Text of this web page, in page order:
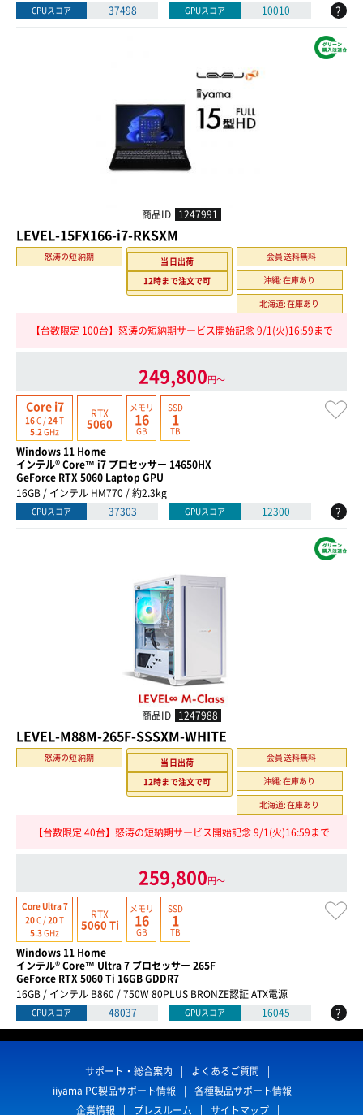
CPUスコア 37498 GPUスコア 10010 ?
商品ID 1247991
LEVEL-15FX166-i7-RKSXM
怒涛の短納期
当日出荷
12時まで注文で可
会員送料無料
沖縄:在庫あり
北海道:在庫あり
【台数限定 100台】怒涛の短納期サービス開始記念 9/1(火)16:59まで
249,800円〜
Core i7
16C /24T
5.2 GHz
RTX
5060
メモリ
16
GB
SSD
1
TB
Windows 11 Home
インテル® Core™ i7 プロセッサー 14650HX
GeForce RTX 5060 Laptop GPU
16GB / インテル HM770 / 約2.3kg
CPUスコア 37303 GPUスコア 12300 ?
商品ID 1247988
LEVEL-M88M-265F-SSSXM-WHITE
怒涛の短納期
当日出荷
12時まで注文で可
会員送料無料
沖縄:在庫あり
北海道:在庫あり
【台数限定 40台】怒涛の短納期サービス開始記念 9/1(火)16:59まで
259,800円〜
Core Ultra 7
20C /20T
5.3GHz
RTX
5060 Ti
メモリ
16
GB
SSD
1
TB
Windows 11 Home
インテル® Core™ Ultra 7 プロセッサー 265F
GeForce RTX 5060 Ti 16GB GDDR7
16GB / インテル B860 / 750W 80PLUS BRONZE認証 ATX電源
CPUスコア 48037 GPUスコア 16045 ?
サポート・総合案内
よくあるご質問
iiyama PC製品サポート情報
各種製品サポート情報
企業情報
プレスルーム サイトマップ